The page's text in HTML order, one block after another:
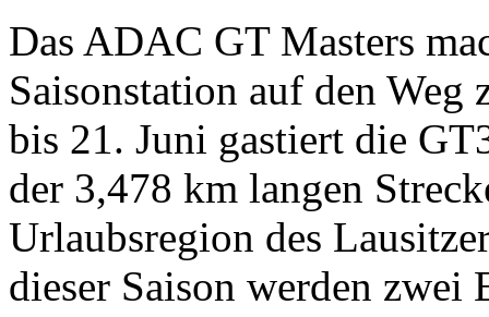
Das ADAC GT Masters
Saisonstation auf den
bis 21. Juni gastiert die
der 3,478 km langen
Urlaubsregion des
dieser Saison werden zwei